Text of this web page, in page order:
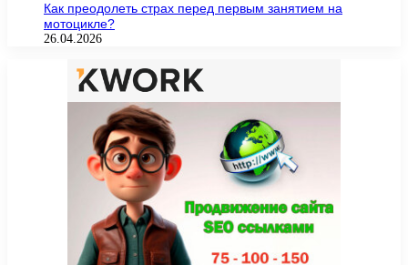
Как преодолеть страх перед первым занятием на
мотоцикле?
26.04.2026